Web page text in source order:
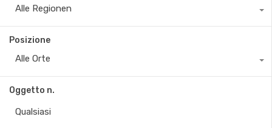
Alle Regionen
Posizione
Alle Orte
Oggetto n.